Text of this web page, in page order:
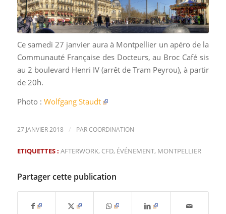
Ce samedi 27 janvier aura à Montpellier un apéro de la
Communauté Française des Docteurs, au Broc Café sis
au 2 boulevard Henri IV (arrêt de Tram Peyrou), à partir
de 20h.
Photo : Wolfgang Staudt
27 JANVIER 2018 / PARCOORDINATION
ETIQUETTES : AFTERWORK, CFD, ÉVÉNEMENT, MONTPELLIER
Partager cette publication